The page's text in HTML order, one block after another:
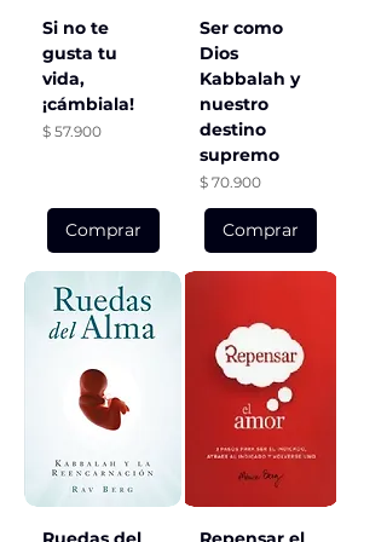
Si no te
gusta tu
vida,
¡cámbiala!
Precio
$ 57.900
Comprar
Ser como
Dios
Kabbalah y
nuestro
destino
supremo
Precio
$ 70.900
Comprar